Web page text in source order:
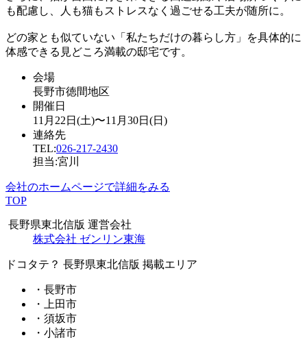
も配慮し、人も猫もストレスなく過ごせる工夫が随所に。
どの家とも似ていない「私たちだけの暮らし方」を具体的に
体感できる見どころ満載の邸宅です。
会場
長野市徳間地区
開催日
11月22日(土)〜11月30日(日)
連絡先
TEL:026-217-2430
担当:宮川
会社のホームページで詳細をみる
TOP
長野県東北信版 運営会社
株式会社 ゼンリン東海
ドコタテ？ 長野県東北信版 掲載エリア
・長野市
・上田市
・須坂市
・小諸市